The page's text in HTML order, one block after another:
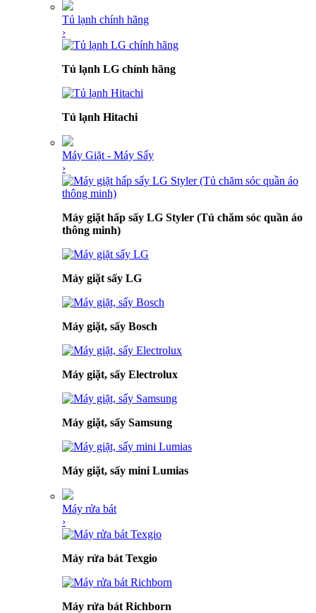
Tủ lạnh chính hãng
›
Tủ lạnh LG chính hãng
Tủ lạnh Hitachi
Máy Giặt - Máy Sấy
›
Máy giặt hấp sấy LG Styler (Tủ chăm sóc quần áo
thông minh)
Máy giặt sấy LG
Máy giặt, sấy Bosch
Máy giặt, sấy Electrolux
Máy giặt, sấy Samsung
Máy giặt, sấy mini Lumias
Máy rửa bát
›
Máy rửa bát Texgio
Máy rửa bát Richborn